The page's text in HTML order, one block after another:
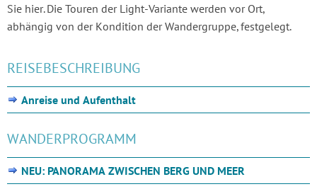
Sie hier. Die Touren der Light-Variante werden vor Ort,
abhängig von der Kondition der Wandergruppe, festgelegt.
REISEBESCHREIBUNG
Anreise und Aufenthalt
WANDERPROGRAMM
NEU: PANORAMA ZWISCHEN BERG UND MEER